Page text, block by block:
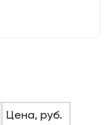
Цена, руб.